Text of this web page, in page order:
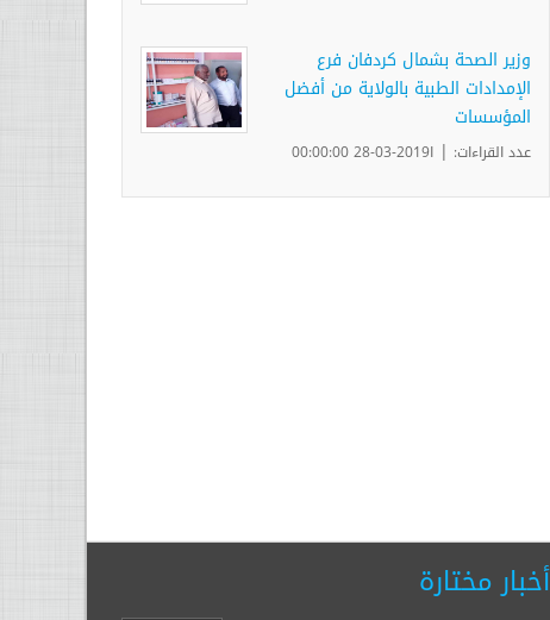
وزير الصحة بشمال كردفان فرع
الإمدادات الطبية بالولاية من أفضل
المؤسسات
عدد القراءات: | ا2019-03-28 00:00:00
أخبار مختارة